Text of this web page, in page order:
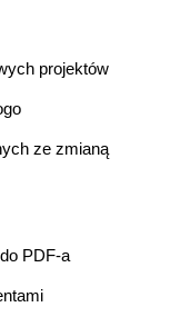
projektów
ze zmianą
PDF-a